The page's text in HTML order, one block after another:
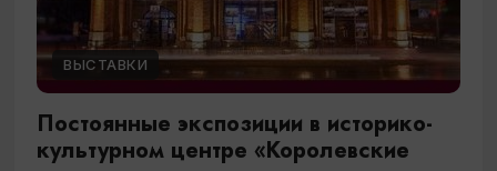
ВЫСТАВКИ
Постоянные экспозиции в историко-
культурном центре «Королевские